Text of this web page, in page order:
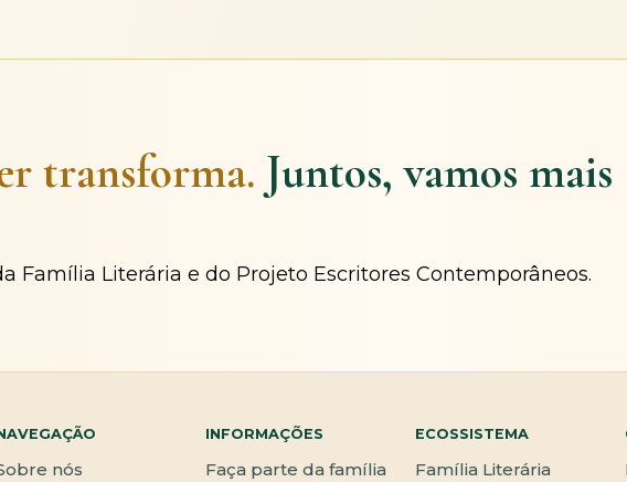
transforma. Juntos, vamos mais
Família Literária e do Projeto Escritores Contemporâneos.
nós
INFORMAÇÕES
Faça parte da família
ECOSSISTEMA
Família Literária